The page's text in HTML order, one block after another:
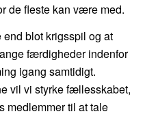
de fleste kan være med.
blot krigsspil og at
færdigheder indenfor
igang samtidigt.
vil vi styrke fællesskabet,
medlemmer til at tale